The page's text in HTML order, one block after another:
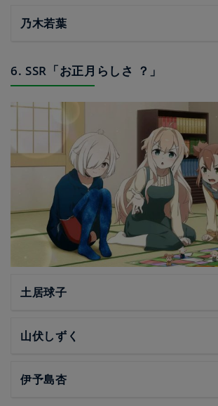
乃木若葉
6. SSR「お正月らしさ ？」
土居球子
山伏しずく
伊予島杏